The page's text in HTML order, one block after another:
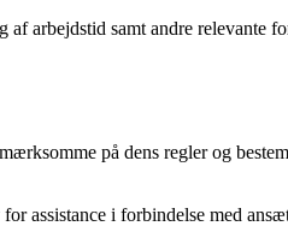
arbejdstid samt andre relevante
på dens regler og
assistance i forbindelse med